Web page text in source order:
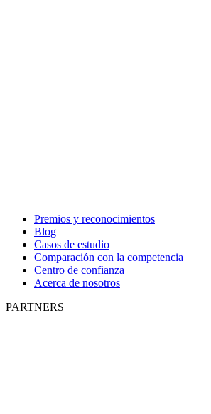
Premios y reconocimientos
Blog
Casos de estudio
Comparación con la competencia
Centro de confianza
Acerca de nosotros
PARTNERS